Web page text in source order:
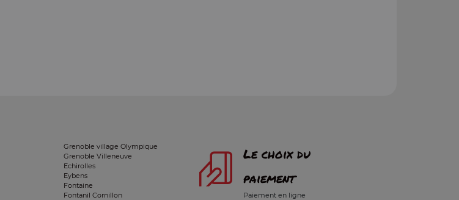
Grenoble village Olympique
Grenoble Villeneuve
Echirolles
Eybens
Fontaine
Fontanil Cornillon
Le choix du
paiement
Paiement en ligne